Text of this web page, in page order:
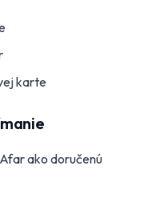
karte
ako doručenú